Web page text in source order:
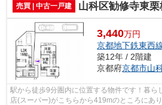
売買 | 中古一戸建 山科区勧修寺東栗
3,440万円
京都地下鉄東西
築12年 / 2階建
京都府京都市山
駅から徒歩9分圏内に位置する物件です！暮ら
店(スーパー)がこちらから419mのところにあ